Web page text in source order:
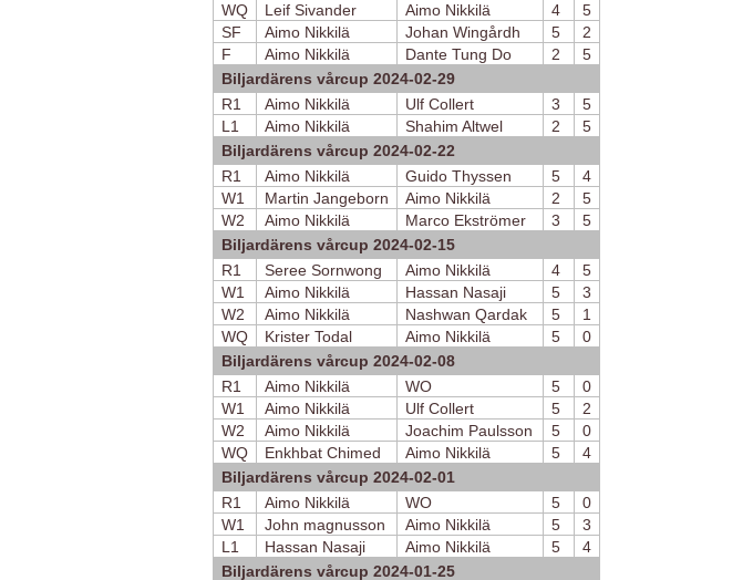
WQ
Leif Sivander Aimo Nikkilä 4
5
SF
Aimo Nikkilä Johan Wingårdh 5
2
F
Aimo Nikkilä Dante Tung Do 2
5
Biljardärens vårcup 2024-02-29
R1
Aimo Nikkilä Ulf Collert 3
5
L1
Aimo Nikkilä Shahim Altwel 2
5
Biljardärens vårcup 2024-02-22
R1
Aimo Nikkilä Guido Thyssen 5
4
W1
Martin Jangeborn Aimo Nikkilä 2
5
W2
Aimo Nikkilä Marco Ekströmer 3
5
Biljardärens vårcup 2024-02-15
R1
Seree Sornwong Aimo Nikkilä 4
5
W1
Aimo Nikkilä Hassan Nasaji 5
3
W2
Aimo Nikkilä Nashwan Qardak 5
1
WQ
Krister Todal Aimo Nikkilä 5
0
Biljardärens vårcup 2024-02-08
R1
Aimo Nikkilä WO 5
0
W1
Aimo Nikkilä Ulf Collert 5
2
W2
Aimo Nikkilä Joachim Paulsson 5
0
WQ
Enkhbat Chimed Aimo Nikkilä 5
4
Biljardärens vårcup 2024-02-01
R1
Aimo Nikkilä WO 5
0
W1
John magnusson Aimo Nikkilä 5
3
L1
Hassan Nasaji Aimo Nikkilä 5
4
Biljardärens vårcup 2024-01-25